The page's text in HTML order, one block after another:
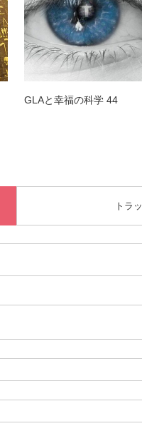
GLAと幸福の科学 44
トラ